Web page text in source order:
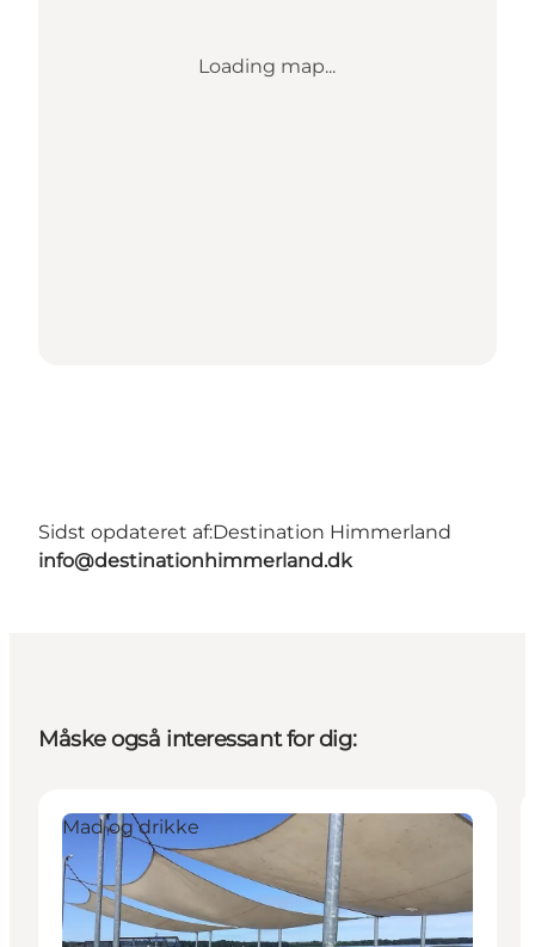
Loading map...
Sidst opdateret af:Destination Himmerland
info@destinationhimmerland.dk
Måske også interessant for dig:
Mad og drikke